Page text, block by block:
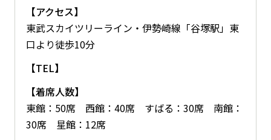
【アクセス】
東武スカイツリーライン・伊勢崎線「谷塚駅」東
口より徒歩10分
【TEL】
【着席人数】
東館：50席 西館：40席 すばる：30席 南館：
30席 星館：12席